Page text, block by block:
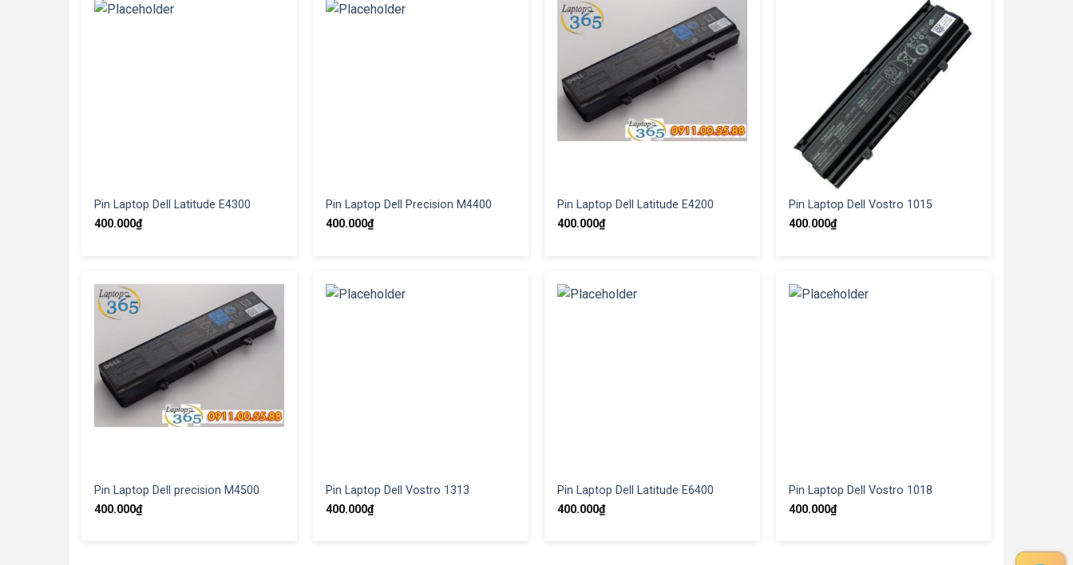
Pin Laptop Dell Latitude E4300
400.000₫
Pin Laptop Dell Precision M4400
400.000₫
Pin Laptop Dell Latitude E4200
400.000₫
Pin Laptop Dell Vostro 1015
400.000₫
Pin Laptop Dell precision M4500
400.000₫
Pin Laptop Dell Vostro 1313
400.000₫
Pin Laptop Dell Latitude E6400
400.000₫
Pin Laptop Dell Vostro 1018
400.000₫